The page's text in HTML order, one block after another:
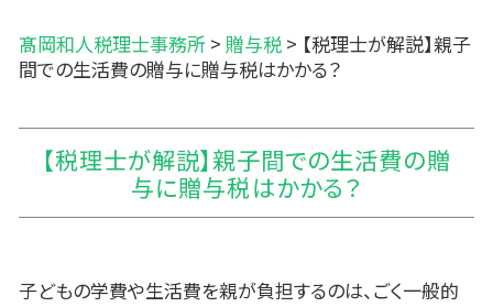
髙岡和人税理士事務所 > 贈与税 > 【税理士が解説】親子
間での生活費の贈与に贈与税はかかる？
【税理士が解説】親子間での生活費の贈
与に贈与税はかかる？
子どもの学費や生活費を親が負担するのは、ごく一般的